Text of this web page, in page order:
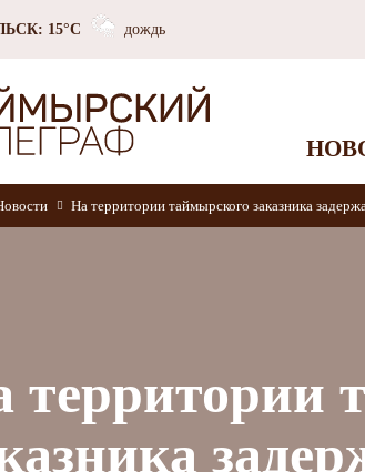
15°C дождь
На территории таймырского заказника
территории